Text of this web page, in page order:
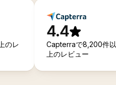
のレ
4.4
Capterraで8,200件以
上のレビュー